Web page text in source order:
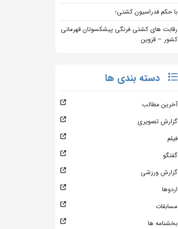
با حکم فدراسیون کشتی؛
رقابت های کشتی فرنگی پیشکسوتان قهرمانی
کشور – قزوین
دسته بندی ها
آخرین مطالب
گزارش تصویری
فیلم
گفتگو
گزارش ورزشی
اردوها
مسابقات
بخشنامه ها